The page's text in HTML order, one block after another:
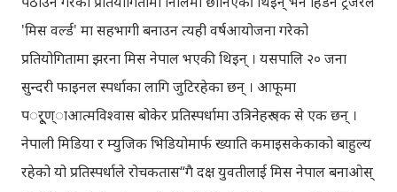
'मिस वर्ल्ड' मा सहभागी बनाउन त्यही वर्षआयोजना गरेको
प्रतियोगितामा झरना मिस नेपाल भएकी थिइन् । यसपालि २० जना
सुन्दरी फाइनल स्पर्धाका लागि जुटिरहेका छन् । आफूमा
पर्ूण्ाआत्मविश्वास बोकेर प्रतिस्पर्धामा उत्रिनेहरू एक से एक छन् ।
नेपाली मिडिया र म्युजिक भिडियोमार्फ ख्याति कमाइसकेकाको बाहुल्य
रहेको यो प्रतिस्पर्धाले रोचकतास“गै दक्ष युवतीलाई मिस नेपाल बनाओस्